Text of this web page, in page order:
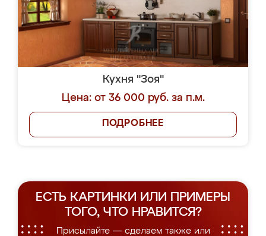
Кухня "Зоя"
Цена: от 36 000 руб. за п.м.
ПОДРОБНЕЕ
ЕСТЬ КАРТИНКИ ИЛИ ПРИМЕРЫ
ТОГО, ЧТО НРАВИТСЯ?
Присылайте — сделаем также или